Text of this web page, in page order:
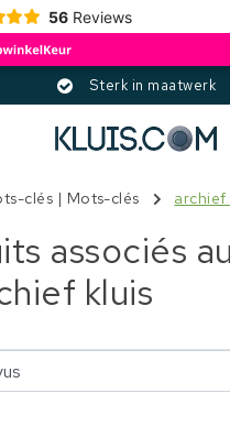
56 Reviews
Sterk in maatwerk
clés | Mots-clés archief
associés
kluis